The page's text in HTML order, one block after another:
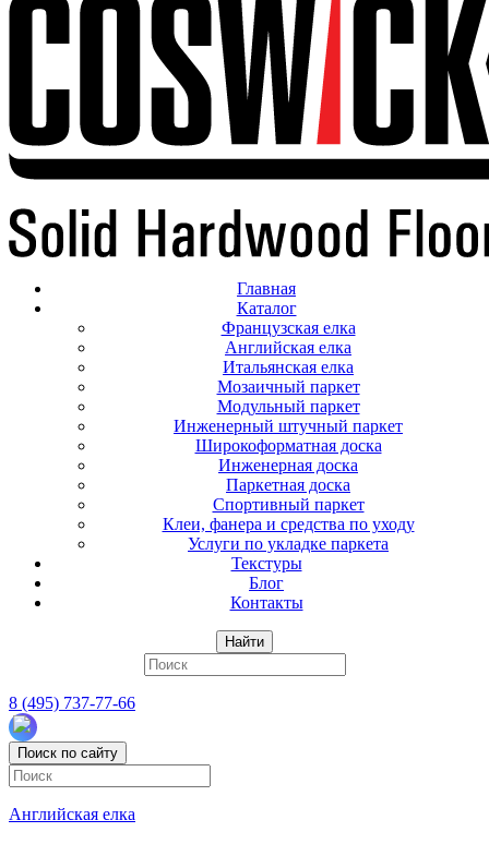
Главная
Каталог
Французская елка
Английская елка
Итальянская елка
Мозаичный паркет
Модульный паркет
Инженерный штучный паркет
Широкоформатная доска
Инженерная доска
Паркетная доска
Спортивный паркет
Клеи, фанера и средства по уходу
Услуги по укладке паркета
Текстуры
Блог
Контакты
Найти
8 (495) 737-77-66
Поиск по сайту
Английская елка